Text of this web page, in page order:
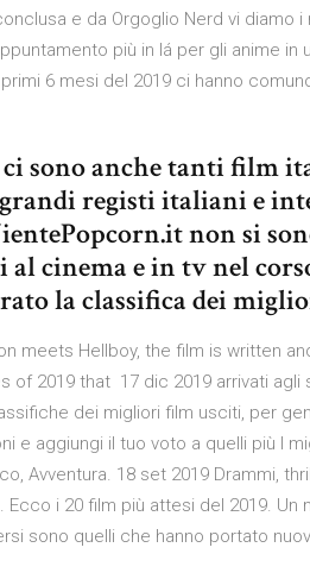
e da Orgoglio Nerd vi diamo
più in lá per gli anime
6 mesi del 2019 ci hanno
sono anche tanti film
registi italiani e
non si
cinema e in tv nel
la classifica dei
meets Hellboy, the film is written
of 2019 that 17 dic 2019 arrivati
dei migliori film usciti, per
e aggiungi il tuo voto a quelli più I
Avventura. 18 set 2019 Drammi,
i 20 film più attesi del 2019. Un
sono quelli che hanno portato